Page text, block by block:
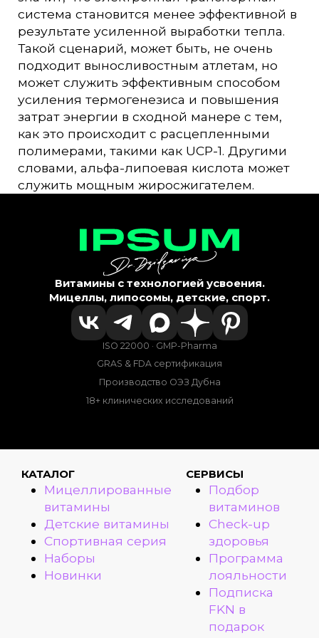
система становится менее эффективной в
результате усиленной выработки тепла.
Такой сценарий, может быть, не очень
подходит выносливостным атлетам, но
может служить эффективным способом
усиления термогенезиса и повышения
затрат энергии в сходной манере с тем,
как это происходит с расцепленными
полимерами, такими как UCP-1. Другими
словами, альфа-липоевая кислота может
служить мощным жиросжигателем.
Витамины с технологией усвоения.
Мицеллы, липосомы, детские, спорт.
ISO 22000 · GMP-Pharma
GRAS & FDA сертификация
Производство ОЭЗ Дубна
18+ клинических исследований
КАТАЛОГ
Мицеллированные
витамины
Детские витамины
Спортивная серия
Наборы
Новинки
СЕРВИСЫ
Подбор
витаминов
Check-up
здоровья
Программа
лояльности
Подписка
FKN в
подарок